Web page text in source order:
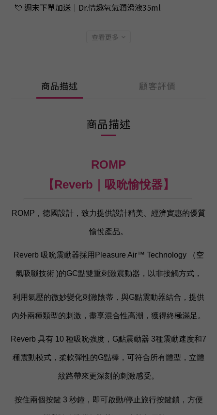
💘 週末下單加送｜Dr.情趣氧氣潤滑液35ml
查看更多
商品描述 顧客評價
商品描述
ROMP
【Reverb｜吸吮愉悅器】
ROMP，德國設計，致力提供設計精美、經濟實惠的優質
愉悅產品。
Reverb 吸吮震動器採用Pleasure Air™ Technology （空
氣吸啜技術 )的GC點雙重刺激震動器，以非接觸方式，
利用氣壓的微妙變化刺激陰蒂，與G點震動器結合，提供
內外兩種類型的刺激，盡享混合性高潮，獲得終極滿足。
Reverb 具有 10 種吸吮強度，G點震動器 3種震動速度和7
種震動模式，柔軟彈性的G點棒，可符合所有體型，立體
紋路帶來更深刻的刺激感受。
按住兩個按鍵 3 秒鐘，即可啟動/停止旅行按鍵鎖，方便